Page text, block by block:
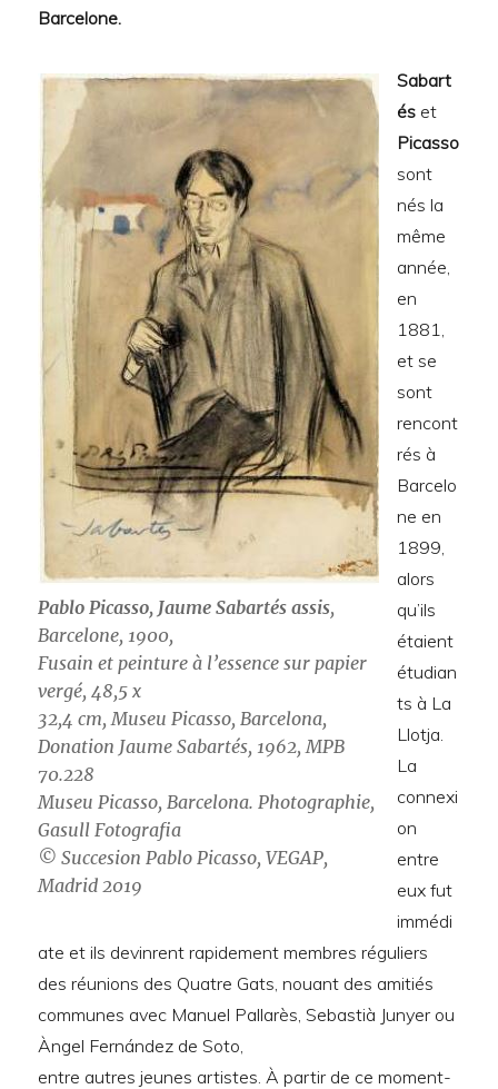
Barcelone.
Pablo Picasso, Jaume Sabartés assis,
Barcelone, 1900,
Fusain et peinture à l’essence sur papier
vergé, 48,5 x
32,4 cm, Museu Picasso, Barcelona,
Donation Jaume Sabartés, 1962, MPB
70.228
Museu Picasso, Barcelona. Photographie,
Gasull Fotografia
© Succesion Pablo Picasso, VEGAP,
Madrid 2019
Sabart
és et
Picasso
sont
nés la
même
année,
en
1881,
et se
sont
rencont
rés à
Barcelo
ne en
1899,
alors
qu’ils
étaient
étudian
ts à La
Llotja.
La
connexi
on
entre
eux fut
immédi
ate et ils devinrent rapidement membres réguliers
des réunions des Quatre Gats, nouant des amitiés
communes avec Manuel Pallarès, Sebastià Junyer ou
Àngel Fernández de Soto,
entre autres jeunes artistes. À partir de ce moment-